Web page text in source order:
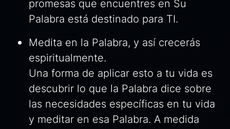
promesas que encuentres en Su
Palabra está destinado para TI.
Medita en la Palabra, y así crecerás
espiritualmente.
Una forma de aplicar esto a tu vida es
descubrir lo que la Palabra dice sobre
las necesidades específicas en tu vida
y meditar en esa Palabra. A medida